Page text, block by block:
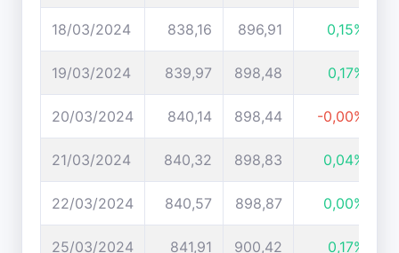
18/03/2024 838,16 896,91 0,15%
19/03/2024 839,97 898,48 0,17%
20/03/2024 840,14 898,44 -0,00%
21/03/2024 840,32 898,83 0,04%
22/03/2024 840,57 898,87 0,00%
25/03/2024 841,91 900,42 0,17%